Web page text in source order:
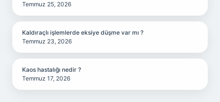
Temmuz 25, 2026
Kaldıraçlı işlemlerde eksiye düşme var mı ?
Temmuz 23, 2026
Kaos hastalığı nedir ?
Temmuz 17, 2026